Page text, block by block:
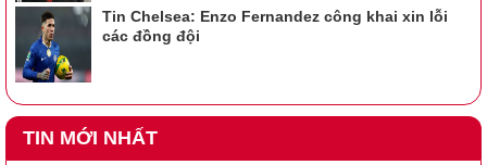
Tin Chelsea: Enzo Fernandez công khai xin lỗi
các đồng đội
TIN MỚI NHẤT